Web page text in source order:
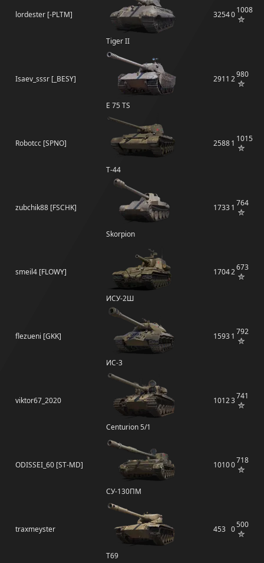
lordester [-PLTM]
Tiger II
325401008
Isaev_sssr [_BESY]
E 75 TS
2911 2980
Robotcc [SPNO]
Т-44
25881 1015
zubchik88 [FSCHK]
Skorpion
17331 764
smeil4 [FLOWY]
ИСУ-2Ш
17042673
flezueni [GKK]
ИС-3
15931 792
viktor67_2020
Centurion 5/1
10123741
ODISSEI_60 [ST-MD]
СУ-130ПМ
10100718
traxmeyster
T69
453 0500